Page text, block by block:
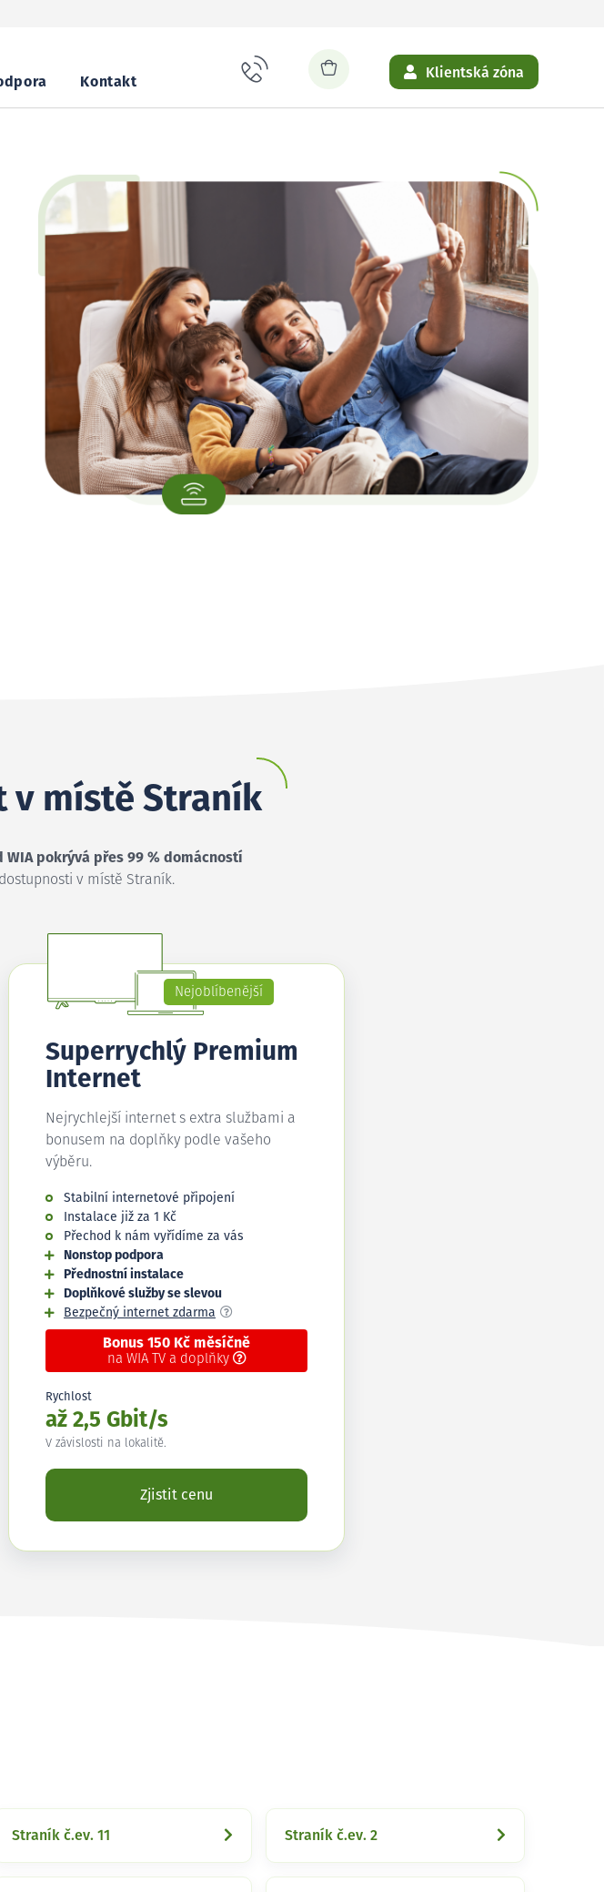
Kontakt
Klientská zóna
v místě Straník
WIA pokrývá přes 99 % domácností
v místě Straník.
Nejoblíbenější
Superrychlý Premium
Internet
Nejrychlejší internet s extra službami a
bonusem na doplňky podle vašeho
výběru.
Stabilní internetové připojení
Instalace již za 1 Kč
Přechod k nám vyřídíme za vás
Nonstop podpora
Přednostní instalace
Doplňkové služby se slevou
Bezpečný internet zdarma
Bonus 150 Kč měsíčně
na WIA TV a doplňky
Rychlost
až 2,5 Gbit/s
V závislosti na lokalitě.
Zjistit cenu
Straník č.ev. 11 Straník č.ev. 2